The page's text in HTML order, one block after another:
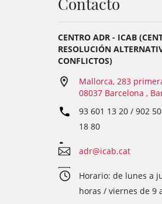
CENTRO ADR - ICAB
RESOLUCIÓN
CONFLICTOS)
Mallorca, 283
08037 Barcelona ,
93 601 13 20 / 902
18 80
adr@icab.cat
Horario: de lunes a
horas / viernes de 9